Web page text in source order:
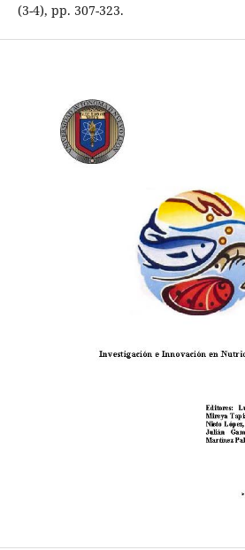
(3-4), pp. 307-323.